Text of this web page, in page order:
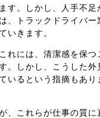
す。しかし、人手不足
、トラックドライバー
いきます。
れには、清潔感を保つ
。しかし、こうした外
いるという指摘もあり
、これらが仕事の質に